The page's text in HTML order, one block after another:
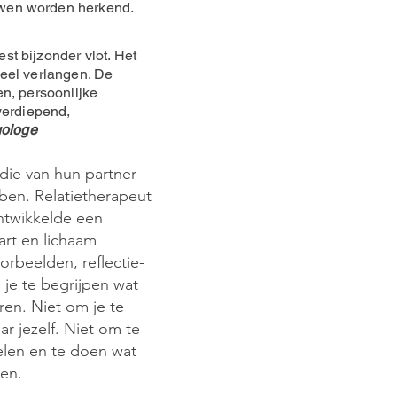
worden herkend.
bijzonder vlot. Het
verlangen. De
persoonlijke
van hun partner
Relatietherapeut
een
en lichaam
reflectie-
je te begrijpen wat
Niet om je te
jezelf. Niet om te
en te doen wat